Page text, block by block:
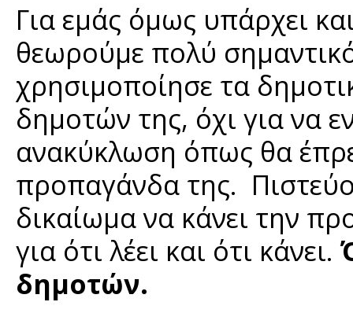
Για εμάς όμως υπάρχει
θεωρούμε πολύ
χρησιμοποίησε τα
δημοτών της, όχι για να
ανακύκλωση όπως θα
προπαγάνδα της.
δικαίωμα να κάνει την
για ότι λέει και ότι κάνει.
δημοτών.